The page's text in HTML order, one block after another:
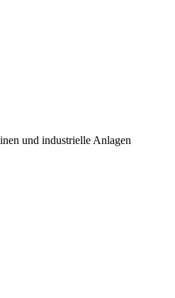
und industrielle Anlagen